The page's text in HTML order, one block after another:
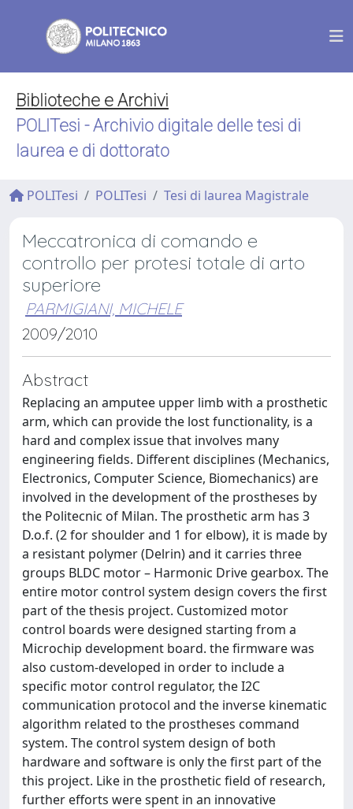
Biblioteche e Archivi
POLITesi - Archivio digitale delle tesi di
laurea e di dottorato
POLITesi POLITesi Tesi di laurea Magistrale
Meccatronica di comando e
controllo per protesi totale di arto
superiore
PARMIGIANI, MICHELE
2009/2010
Abstract
Replacing an amputee upper limb with a prosthetic
arm, which can provide the lost functionality, is a
hard and complex issue that involves many
engineering fields. Different disciplines (Mechanics,
Electronics, Computer Science, Biomechanics) are
involved in the development of the prostheses by
the Politecnic of Milan. The prosthetic arm has 3
D.o.f. (2 for shoulder and 1 for elbow), it is made by
a resistant polymer (Delrin) and it carries three
groups BLDC motor – Harmonic Drive gearbox. The
entire motor control system design covers the first
part of the thesis project. Customized motor
control boards were designed starting from a
Microchip development board. the firmware was
also custom-developed in order to include a
specific motor control regulator, the I2C
communication protocol and the inverse kinematic
algorithm related to the prostheses command
system. The control system design of both
hardware and software is only the first part of the
this project. Like in the prosthetic field of research,
further efforts were spent in an innovative